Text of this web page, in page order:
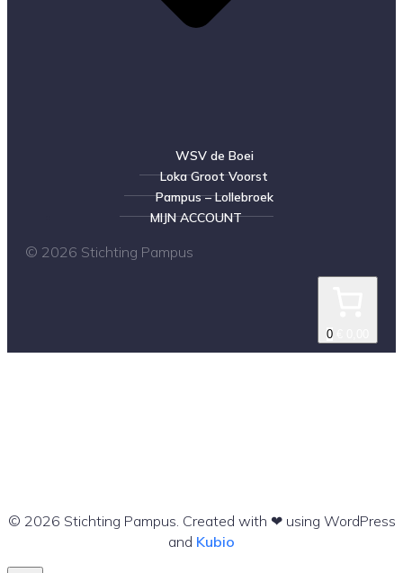
WSV de Boei
Loka Groot Voorst
Pampus – Lollebroek
MIJN ACCOUNT
© 2026 Stichting Pampus
0
© 2026 Stichting Pampus. Created with ❤ using WordPress
and Kubio